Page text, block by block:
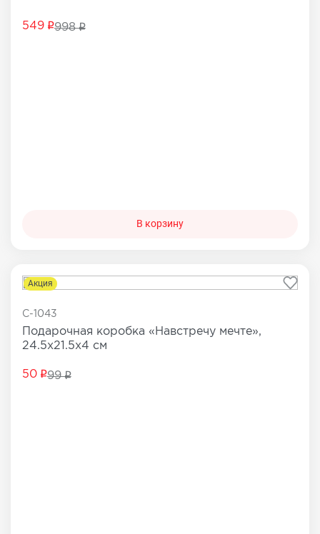
549 998
В корзину
Акция
C-1043
Подарочная коробка «Навстречу мечте»,
24.5х21.5х4 см
50 99